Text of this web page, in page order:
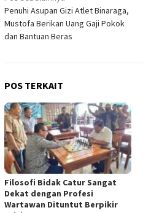
pos
Penuhi Asupan Gizi Atlet Binaraga,
Mustofa Berikan Uang Gaji Pokok
dan Bantuan Beras
POS TERKAIT
Filosofi Bidak Catur Sangat
Dekat dengan Profesi
Wartawan Dituntut Berpikir